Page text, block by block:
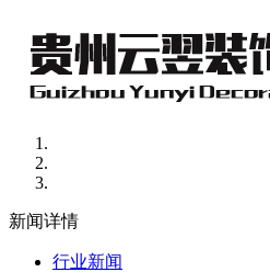
新闻详情
行业新闻